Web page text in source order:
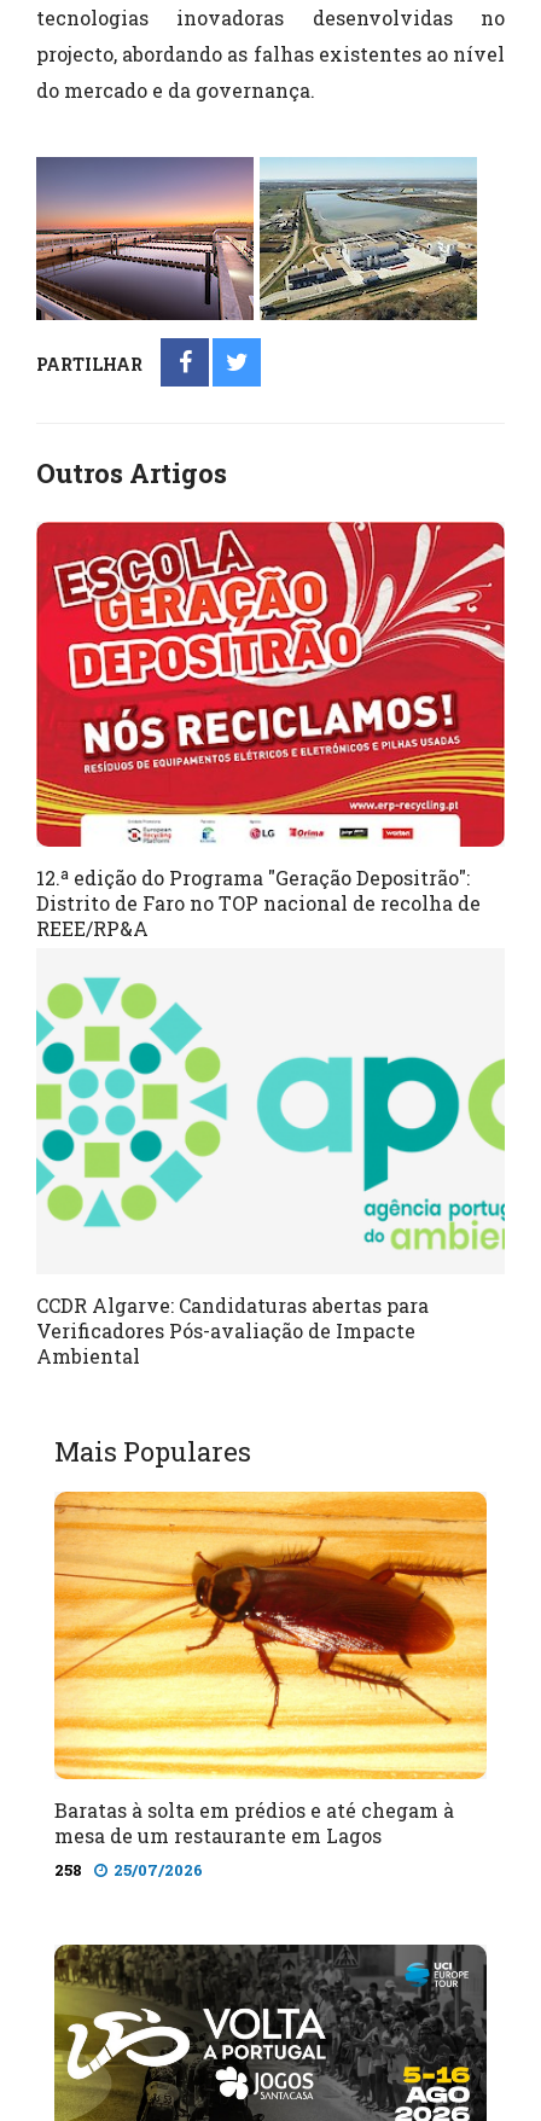
tecnologias inovadoras desenvolvidas no
projecto, abordando as falhas existentes ao nível
do mercado e da governança.
PARTILHAR
Outros Artigos
12.ª edição do Programa "Geração Depositrão":
Distrito de Faro no TOP nacional de recolha de
REEE/RP&A
CCDR Algarve: Candidaturas abertas para
Verificadores Pós-avaliação de Impacte
Ambiental
Mais Populares
Baratas à solta em prédios e até chegam à
mesa de um restaurante em Lagos
258 25/07/2026